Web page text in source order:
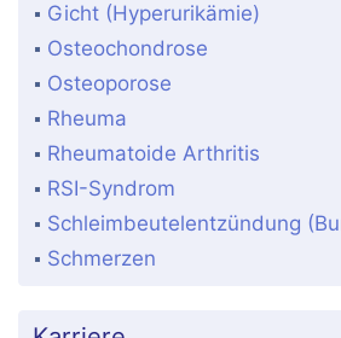
Gicht (Hyperurikämie)
Osteochondrose
Osteoporose
Rheuma
Rheumatoide Arthritis
RSI-Syndrom
Schleimbeutelentzündung
Schmerzen